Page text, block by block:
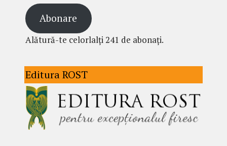
Abonare
Alătură-te celorlalți 241 de abonați.
Editura ROST